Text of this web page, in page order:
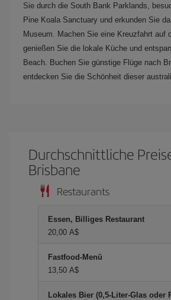
Sie durch die South Bank Parklands,
Pine Koala Sanctuary und erkunden Sie
Museum. Machen Sie eine Kreuzfahrt auf
genießen Sie die lokale Küche und
Beach. Buchen Sie günstige Flüge nach
entdecken Sie die Schönheit dieser
Durchschnittliche
Brisbane
Restaurants
Essen, Billiges Restaurant
20,00 A$
Fastfood-Menü
13,50 A$
Lokales Bier (0,5-Liter-Glas oder